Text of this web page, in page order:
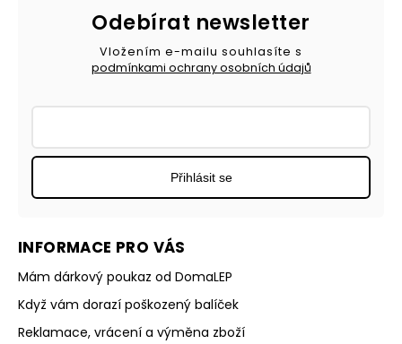
INFORMACE PRO VÁS
Mám dárkový poukaz od DomaLEP
Když vám dorazí poškozený balíček
Reklamace, vrácení a výměna zboží
Odebírat newsletter
Vložením e-mailu souhlasíte s
podmínkami ochrany osobních údajů
Přihlásit se